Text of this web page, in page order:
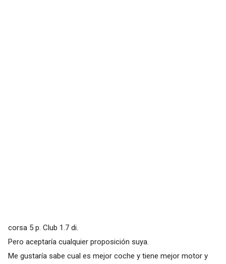
corsa 5 p. Club 1.7 di.
Pero aceptaría cualquier proposición suya.
Me gustaría sabe cual es mejor coche y tiene mejor motor y